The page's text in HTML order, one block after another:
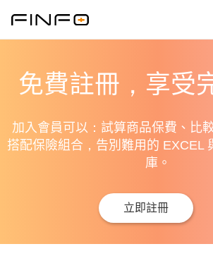
免費註冊，享受
加入會員可以：試算商品保費、比
搭配保險組合，告別難用的 EXCEL
庫。
立即註冊